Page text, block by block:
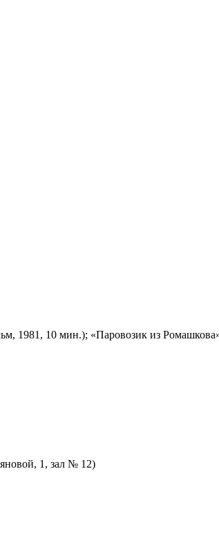
1981, 10 мин.); «Паровозик из
1, зал № 12)